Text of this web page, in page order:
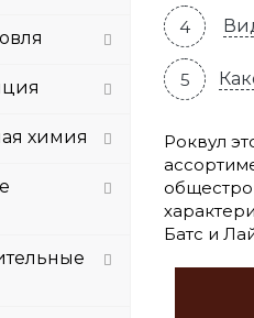
Роквул
Батс и
химия